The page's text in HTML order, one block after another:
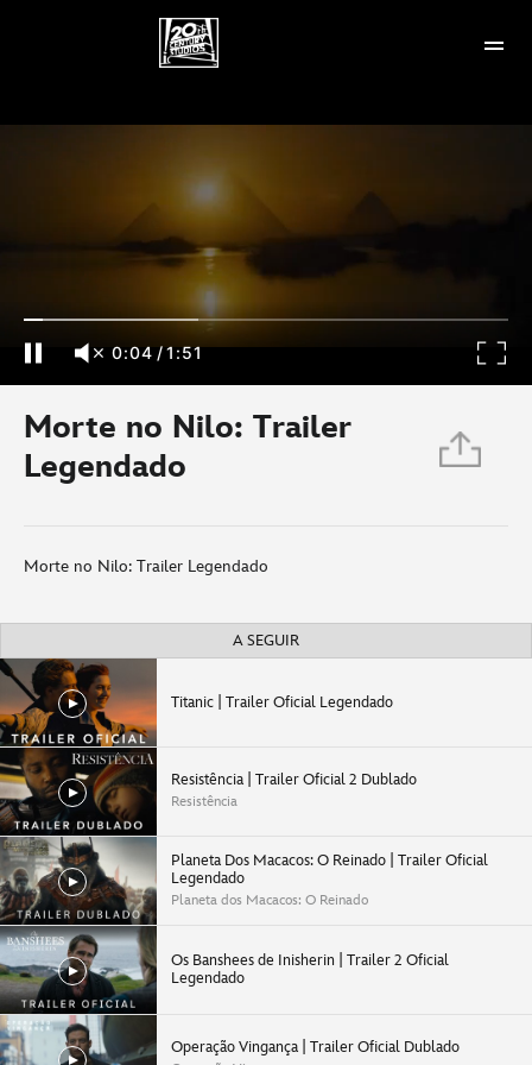
0:04 /1:51
Morte no Nilo: Trailer
Legendado
Morte no Nilo: Trailer Legendado
A SEGUIR
Titanic | Trailer Oficial Legendado
Resistência | Trailer Oficial 2 Dublado
Resistência
Planeta Dos Macacos: O Reinado | Trailer Oficial
Legendado
Planeta dos Macacos: O Reinado
Os Banshees de Inisherin | Trailer 2 Oficial
Legendado
Operação Vingança | Trailer Oficial Dublado